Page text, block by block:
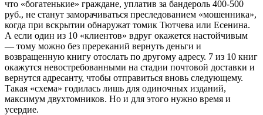
что «богатенькие» граждане, уплатив за бандероль 400-500
руб., не станут заморачиваться преследованием «мошенника»,
когда при вскрытии обнаружат томик Тютчева или Есенина.
А если один из 10 «клиентов» вдруг окажется настойчивым
— тому можно без пререканий вернуть деньги и
возвращенную книгу отослать по другому адресу. 7 из 10 книг
окажутся невостребованными на стадии почтовой доставки и
вернутся адресанту, чтобы отправиться вновь следующему.
Такая «схема» годилась лишь для одиночных изданий,
максимум двухтомников. Но и для этого нужно время и
усердие.